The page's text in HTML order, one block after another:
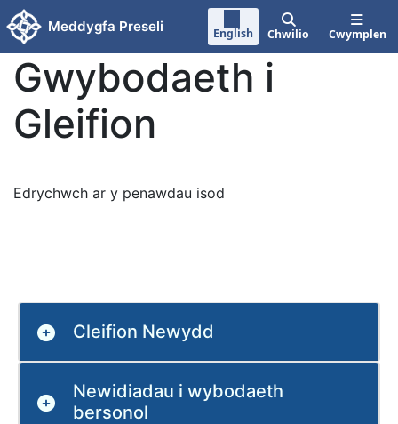
Neidio i'r prif gynnwy
Meddygfa Preseli English Chwilio Cwymplen
Gwybodaeth i
Gleifion
Edrychwch ar y penawdau isod
Cleifion Newydd
Newidiadau i wybodaeth
bersonol